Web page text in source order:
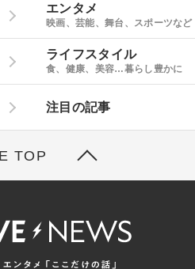
エンタメ
映画、芸能、舞台、スポーツなど
ライフスタイル
食、健康、美容…暮らし豊かに
注目の記事
TOP